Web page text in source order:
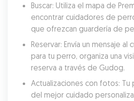
Buscar: Utiliza el mapa de
encontrar cuidadores de
que ofrezcan guardería de
Reservar: Envía un mensaje
para tu perro, organiza una
reserva a través de Gudog.
Actualizaciones con fotos: Tu
del mejor cuidado